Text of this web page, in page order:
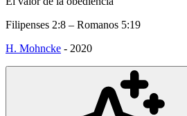
Filipenses 2:8 – Romanos 5:19
H. Mohncke - 2020